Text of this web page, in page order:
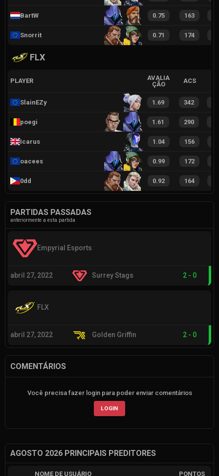
BartW 0.75 163
Snorrit 0.71 174
FLX
PLAYER
AVALIA
ÇÃO
ACS
SlainEZy 1.69 342
poegi 1.61 290
Icarus 1.04 156
oacees 0.99 172
0dd 0.92 164
PARTIDAS PASSADAS
anteriormente a esta partida
Empyrial Esports
abril 27, 2022 Surrey Stags 2 - 0
FLX
abril 27, 2022 Golden Griffin 2 - 0
COMENTÁRIOS
Você precisa fazer login para poder enviar comentários
LOGIN
AGOSTO 2026 PRINCIPAIS PREDITORES
NOME DE USUÁRIO PONTOS